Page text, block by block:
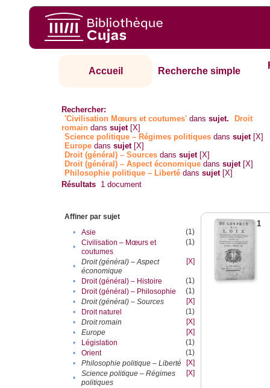
Accueil Recherche simple
Rechercher:
'Civilisation Mœurs et coutumes' danssujet.
Droit
romain danssujet [X]
Science politique – Régimes politiques danssujet [X]
Europe danssujet [X]
Droit (général) – Sources danssujet [X]
Droit (général) – Aspect économique danssujet [X]
Philosophie politique – Liberté danssujet [X]
Résultats 1 document
Affiner par sujet
•
Asie
(1)
•
Civilisation – Mœurs et
coutumes
(1)
•
Droit (général) – Aspect
économique
[X]
• Droit (général) – Histoire
(1)
•
Droit (général) – Philosophie
(1)
•
Droit (général) – Sources
[X]
•
Droit naturel
(1)
•
Droit romain
[X]
•
Europe
[X]
•
Législation
(1)
•
Orient
(1)
•
Philosophie politique – Liberté
[X]
•
Science politique – Régimes
politiques
[X]
1